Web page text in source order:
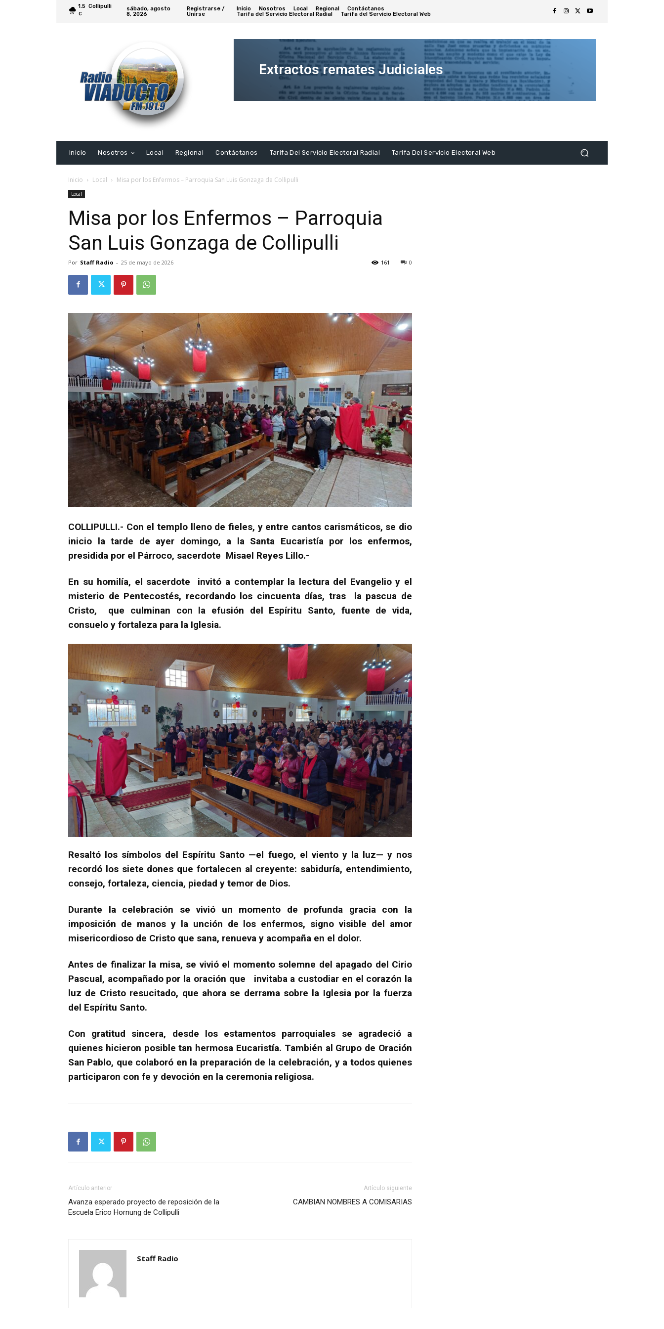
1.5
C
Collipulli
sábado, agosto
8, 2026
Registrarse /
Unirse
Inicio Nosotros Local Regional
Contáctanos
Tarifa del Servicio Electoral Radial
Tarifa del Servicio Electoral Web
Extractos remates Judiciales
Extracto
Inicio
Nosotros Local Regional Contáctanos Tarifa Del Servicio Electoral Radial Tarifa Del Servicio Electoral Web
Inicio Local Misa por los Enfermos – Parroquia San Luis Gonzaga de Collipulli
Local
Misa por los Enfermos – Parroquia
San Luis Gonzaga de Collipulli
Por Staff Radio - 25 de mayo de 2026 0
161
COLLIPULLI.- Con el templo lleno de fieles, y entre cantos carismáticos, se dio
inicio la tarde de ayer domingo, a la Santa Eucaristía por los enfermos,
presidida por el Párroco, sacerdote Misael Reyes Lillo.-
En su homilía, el sacerdote invitó a contemplar la lectura del Evangelio y el
misterio de Pentecostés, recordando los cincuenta días, tras la pascua de
Cristo, que culminan con la efusión del Espíritu Santo, fuente de vida,
consuelo y fortaleza para la Iglesia.
Resaltó los símbolos del Espíritu Santo —el fuego, el viento y la luz— y nos
recordó los siete dones que fortalecen al creyente: sabiduría, entendimiento,
consejo, fortaleza, ciencia, piedad y temor de Dios.
Durante la celebración se vivió un momento de profunda gracia con la
imposición de manos y la unción de los enfermos, signo visible del amor
misericordioso de Cristo que sana, renueva y acompaña en el dolor.
Antes de finalizar la misa, se vivió el momento solemne del apagado del Cirio
Pascual, acompañado por la oración que invitaba a custodiar en el corazón la
luz de Cristo resucitado, que ahora se derrama sobre la Iglesia por la fuerza
del Espíritu Santo.
Con gratitud sincera, desde los estamentos parroquiales se agradeció a
quienes hicieron posible tan hermosa Eucaristía. También al Grupo de Oración
San Pablo, que colaboró en la preparación de la celebración, y a todos quienes
participaron con fe y devoción en la ceremonia religiosa.
Artículo anterior
Avanza esperado proyecto de reposición de la
Escuela Erico Hornung de Collipulli
Artículo siguiente
CAMBIAN NOMBRES A COMISARIAS
Staff Radio